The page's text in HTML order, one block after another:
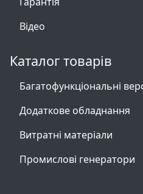
Відео
Каталог товарів
Багатофункціональні
Додаткове обладнання
Витратні матеріали
Промислові генератори